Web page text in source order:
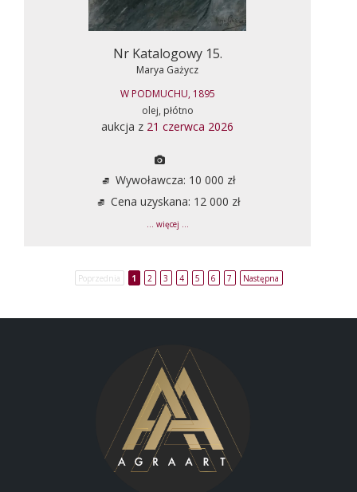
Nr Katalogowy 15.
Marya Gażycz
W PODMUCHU, 1895
olej, płótno
aukcja z 21 czerwca 2026
Wywoławcza: 10 000 zł
Cena uzyskana: 12 000 zł
... więcej ...
Poprzednia 1 2 3 4 5 6 7 Następna